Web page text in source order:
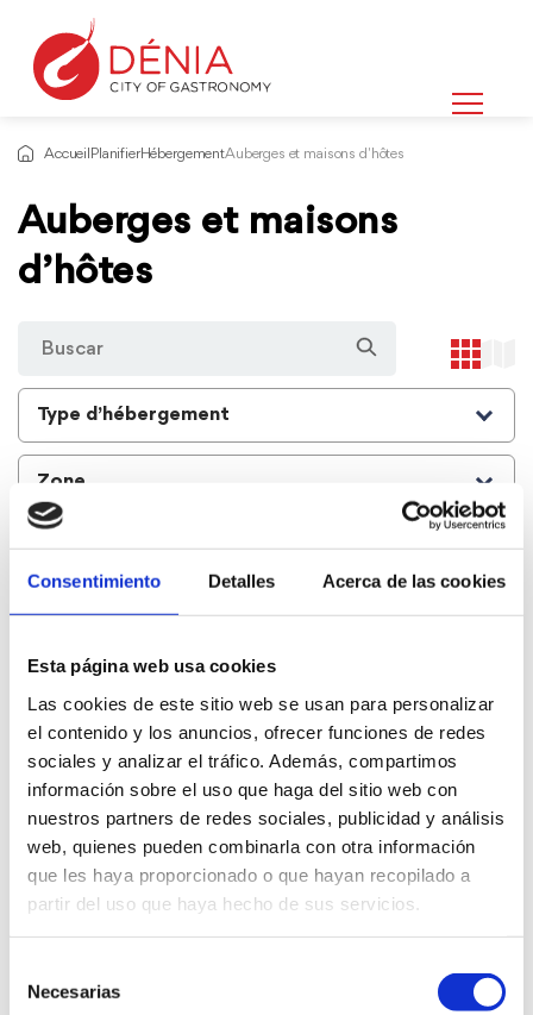
Consentimiento Detalles Acerca de las cookies
Esta página web usa cookies
Las cookies de este sitio web se usan para personalizar
el contenido y los anuncios, ofrecer funciones de redes
sociales y analizar el tráfico. Además, compartimos
información sobre el uso que haga del sitio web con
nuestros partners de redes sociales, publicidad y análisis
web, quienes pueden combinarla con otra información
que les haya proporcionado o que hayan recopilado a
partir del uso que haya hecho de sus servicios.
Necesarias
Accueil PlanifierHébergementAuberges et maisons d'hôtes
Auberges et maisons
d’hôtes
Type d’hébergement
Zone
Catégorie